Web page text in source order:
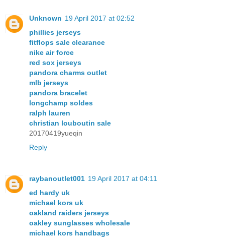
Unknown 19 April 2017 at 02:52
phillies jerseys
fitflops sale clearance
nike air force
red sox jerseys
pandora charms outlet
mlb jerseys
pandora bracelet
longchamp soldes
ralph lauren
christian louboutin sale
20170419yueqin
Reply
raybanoutlet001 19 April 2017 at 04:11
ed hardy uk
michael kors uk
oakland raiders jerseys
oakley sunglasses wholesale
michael kors handbags